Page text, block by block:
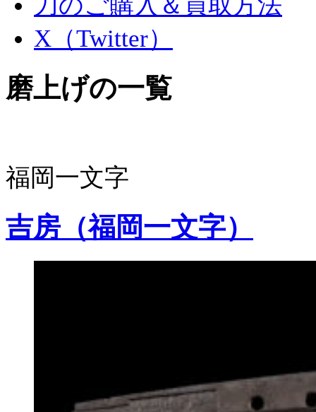
X（Twitter）
磨上げの一覧
福岡一文字
吉房（福岡一文字）